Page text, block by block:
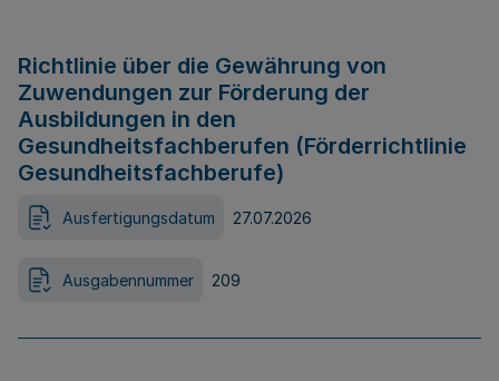
Richtlinie über die Gewährung von
Zuwendungen zur Förderung der
Ausbildungen in den
Gesundheitsfachberufen (Förderrichtlinie
Gesundheitsfachberufe)
Ausfertigungsdatum 27.07.2026
Ausgabennummer 209